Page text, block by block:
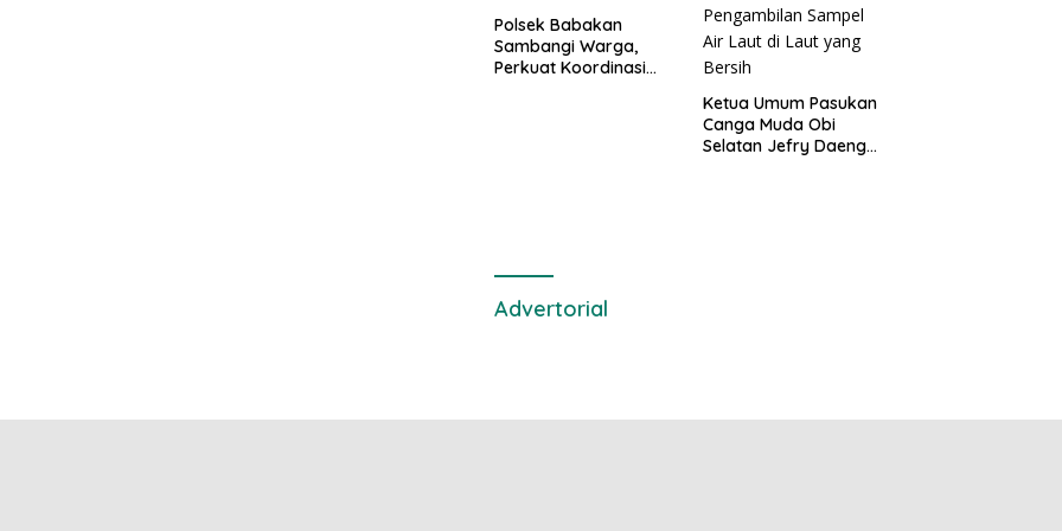
Polsek Babakan
Sambangi Warga,
Perkuat Koordinasi
Ketua Umum Pasukan
Canga Muda Obi
Selatan Jefry Daeng
Advertorial